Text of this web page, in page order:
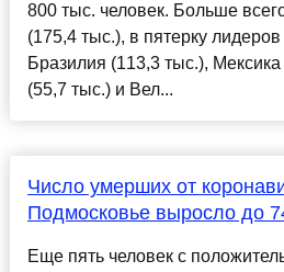
800 тыс. человек. Больше
(175,4 тыс.), в пятерку
Бразилия (113,3 тыс.),
(55,7 тыс.) и Вел...
Число умерших от
Подмосковье выросло до
Еще пять человек с